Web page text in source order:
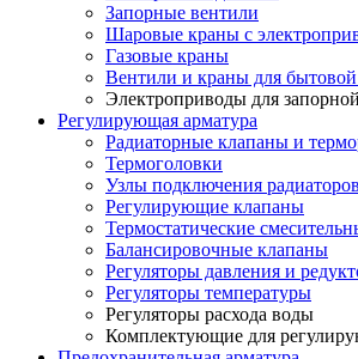
Запорные вентили
Шаровые краны с
Газовые краны
Вентили и краны для
Электроприводы для
Регулирующая арматура
Радиаторные клапаны и
Термоголовки
Узлы подключения радиаторов
Регулирующие клапаны
Термостатические
Балансировочные клапаны
Регуляторы давления и
Регуляторы температуры
Регуляторы расхода воды
Комплектующие для